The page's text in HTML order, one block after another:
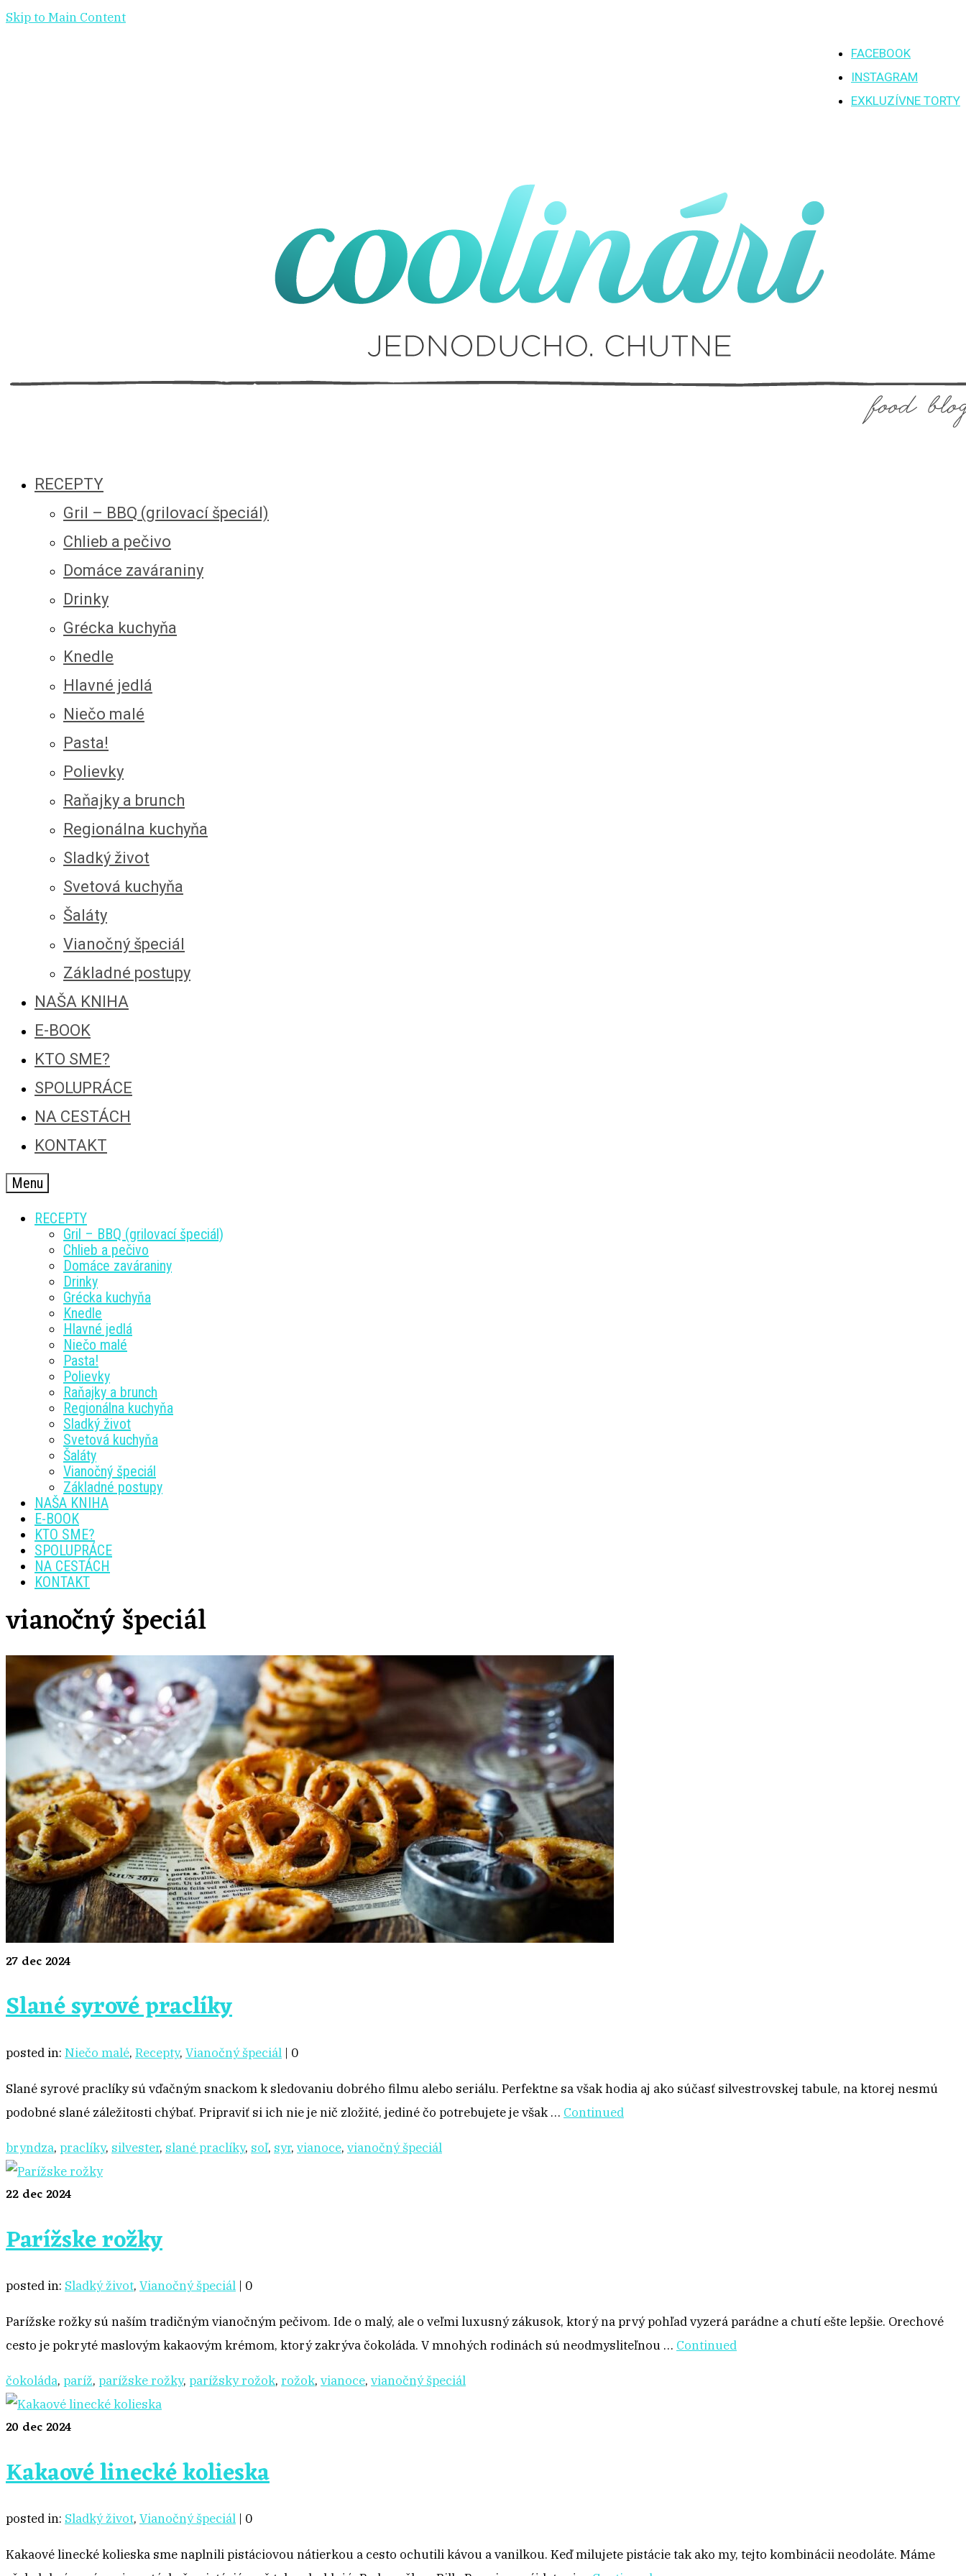
Skip to Main Content
FACEBOOK
INSTAGRAM
EXKLUZÍVNE TORTY
RECEPTY
Gril – BBQ (grilovací špeciál)
Chlieb a pečivo
Domáce zaváraniny
Drinky
Grécka kuchyňa
Knedle
Hlavné jedlá
Niečo malé
Pasta!
Polievky
Raňajky a brunch
Regionálna kuchyňa
Sladký život
Svetová kuchyňa
Šaláty
Vianočný špeciál
Základné postupy
NAŠA KNIHA
E-BOOK
KTO SME?
SPOLUPRÁCE
NA CESTÁCH
KONTAKT
Menu
RECEPTY
Gril – BBQ (grilovací špeciál)
Chlieb a pečivo
Domáce zaváraniny
Drinky
Grécka kuchyňa
Knedle
Hlavné jedlá
Niečo malé
Pasta!
Polievky
Raňajky a brunch
Regionálna kuchyňa
Sladký život
Svetová kuchyňa
Šaláty
Vianočný špeciál
Základné postupy
NAŠA KNIHA
E-BOOK
KTO SME?
SPOLUPRÁCE
NA CESTÁCH
KONTAKT
vianočný špeciál
27 dec 2024
Slané syrové praclíky
posted in: Niečo malé, Recepty, Vianočný špeciál | 0
Slané syrové praclíky sú vďačným snackom k sledovaniu dobrého filmu alebo seriálu. Perfektne sa však hodia aj ako súčasť silvestrovskej tabule, na ktorej nesmú
podobné slané záležitosti chýbať. Pripraviť si ich nie je nič zložité, jediné čo potrebujete je však … Continued
bryndza, praclíky, silvester, slané praclíky, soľ, syr, vianoce, vianočný špeciál
22 dec 2024
Parížske rožky
posted in: Sladký život, Vianočný špeciál | 0
Parížske rožky sú naším tradičným vianočným pečivom. Ide o malý, ale o veľmi luxusný zákusok, ktorý na prvý pohľad vyzerá parádne a chutí ešte lepšie. Orechové
cesto je pokryté maslovým kakaovým krémom, ktorý zakrýva čokoláda. V mnohých rodinách sú neodmysliteľnou … Continued
čokoláda, paríž, parížske rožky, parížsky rožok, rožok, vianoce, vianočný špeciál
20 dec 2024
Kakaové linecké kolieska
posted in: Sladký život, Vianočný špeciál | 0
Kakaové linecké kolieska sme naplnili pistáciovou nátierkou a cesto ochutili kávou a vanilkou. Keď milujete pistácie tak ako my, tejto kombinácii neodoláte. Máme